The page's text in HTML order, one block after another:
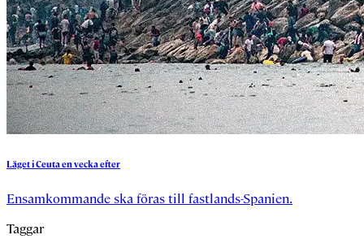
LägetiCeutaenveckaefter
Ensamkommande ska föras till fastlands-Spanien.
Taggar